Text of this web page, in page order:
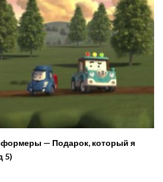
— Подарок, который я
5)